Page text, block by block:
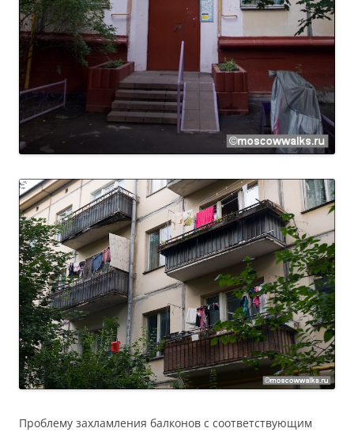
Проблему захламления балконов с соответствующим